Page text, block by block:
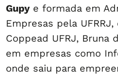
Gupye formada em
Empresas pela
Coppead UFRJ, Bruna
em empresas como
onde saiu para